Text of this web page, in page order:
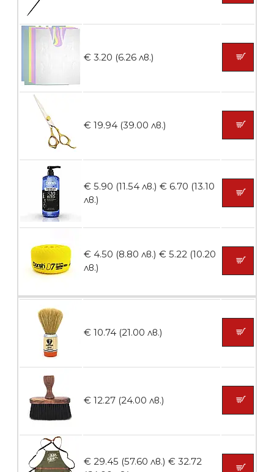
Ваничка за маникюр BMSPA1C
БЕЗПЛАТНО
Пила тип ренде
БЕЗПЛАТНО
Пила тип ренде 2в1
БЕЗПЛАТНО
Пила тип ренде 2в1
БЕЗПЛАТНО
€ 3.20 (6.26 лв.)
€ 19.94 (39.00 лв.)
€ 5.90 (11.54 лв.) € 6.70 (13.10
лв.)
€ 4.50 (8.80 лв.) € 5.22 (10.20
лв.)
€ 10.74 (21.00 лв.)
€ 12.27 (24.00 лв.)
€ 29.45 (57.60 лв.) € 32.72